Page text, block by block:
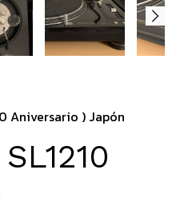
Aniversario ) Japón